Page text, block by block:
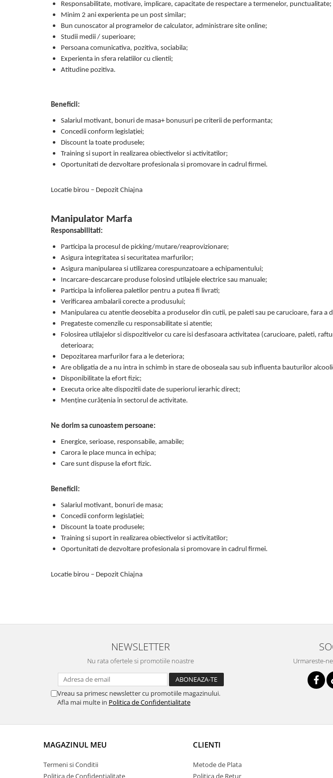
Responsabilitate, motivare, implicare, capacitate de respectare a termenelor, punctualitate;
Minim 2 ani experienta pe un post similar;
Bun cunoscator al programelor de calculator, administrare site online;
Studii medii / superioare;
Persoana comunicativa, pozitiva, sociabila;
Experienta in sfera relatiilor cu clientii;
Atitudine pozitiva.
Beneficii:
Salariul motivant, bonuri de masa+ bonusuri pe criterii de performanta;
Concedii conform legislației;
Discount la toate produsele;
Training si suport in realizarea obiectivelor si activitatilor;
Oportunitati de dezvoltare profesionala si promovare in cadrul firmei.
Locatie birou – Depozit Chiajna
Manipulator Marfa
Responsabilitati:
Participa la procesul de picking/mutare/reaprovizionare;
Asigura integritatea si securitatea marfurilor;
Asigura manipularea si utilizarea corespunzatoare a echipamentului;
Incarcare-descarcare produse folosind utilajele electrice sau manuale;
Participa la infolierea paletilor pentru a putea fi livrati;
Verificarea ambalarii corecte a produsului;
Manipularea cu atentie deosebita a produselor din cutii, pe paleti sau pe carucioare, fara a
Pregateste comenzile cu responsabilitate si atentie;
Folosirea utilajelor si dispozitivelor cu care isi desfasoara activitatea (carucioare, paleti,
deterioara;
Depozitarea marfurilor fara a le deteriora;
Are obligatia de a nu intra in schimb in stare de oboseala sau sub influenta bauturilor
Disponibilitate la efort fizic;
Executa orice alte dispozitii date de superiorul ierarhic direct;
Menţine curăţenia în sectorul de activitate.
Ne dorim sa cunoastem persoane:
Energice, serioase, responsabile, amabile;
Carora le place munca in echipa;
Care sunt dispuse la efort fizic.
Beneficii:
Salariul motivant, bonuri de masa;
Concedii conform legislației;
Discount la toate produsele;
Training si suport in realizarea obiectivelor si activitatilor;
Oportunitati de dezvoltare profesionala si promovare in cadrul firmei.
Locatie birou – Depozit Chiajna
NEWSLETTER
Nu rata ofertele si promotiile noastre
Vreau sa primesc newsletter cu promotiile magazinului.
Afla mai multe in Politica de Confidentialitate
Urmareste-
MAGAZINUL MEU
Termeni si Conditii
Politica de Confidentialitate
CLIENTI
Metode de Plata
Politica de Retur